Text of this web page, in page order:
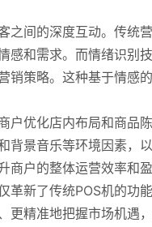
之间的深度互动。传统
感和需求。而情绪识别
销策略。这种基于情感
户优化店内布局和商品
背景音乐等环境因素，
户的整体运营效率和盈
革新了传统POS机的功
更精准地把握市场机遇